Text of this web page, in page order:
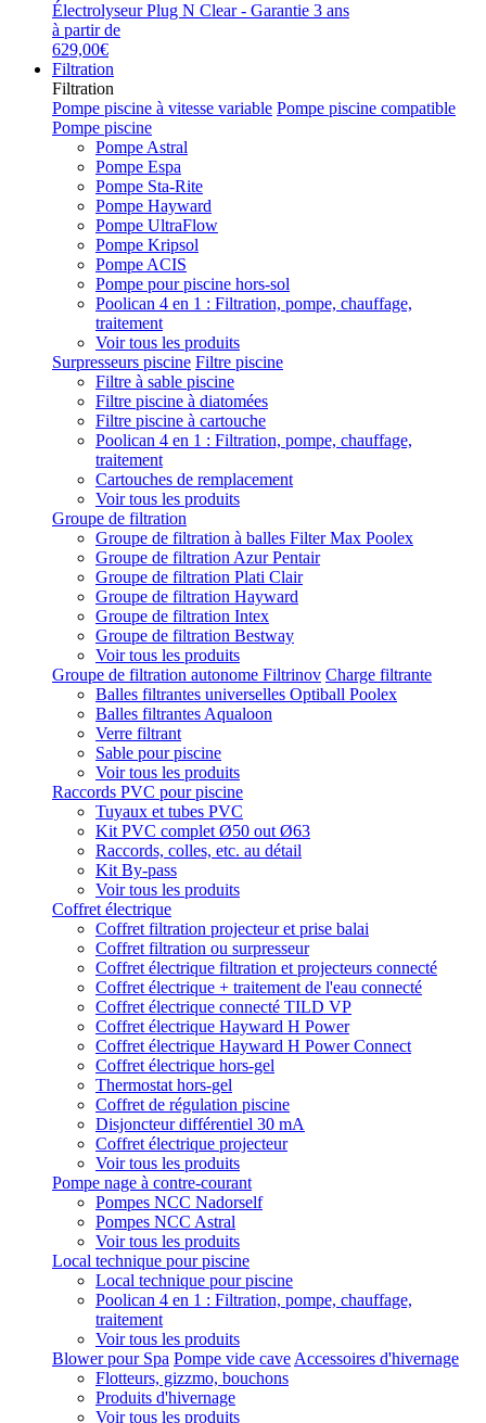
Électrolyseur Plug N Clear - Garantie 3 ans
à partir de
629,00€
Filtration
Filtration
Pompe piscine à vitesse variable Pompe piscine compatible
Pompe piscine
Pompe Astral
Pompe Espa
Pompe Sta-Rite
Pompe Hayward
Pompe UltraFlow
Pompe Kripsol
Pompe ACIS
Pompe pour piscine hors-sol
Poolican 4 en 1 : Filtration, pompe, chauffage,
traitement
Voir tous les produits
Surpresseurs piscine Filtre piscine
Filtre à sable piscine
Filtre piscine à diatomées
Filtre piscine à cartouche
Poolican 4 en 1 : Filtration, pompe, chauffage,
traitement
Cartouches de remplacement
Voir tous les produits
Groupe de filtration
Groupe de filtration à balles Filter Max Poolex
Groupe de filtration Azur Pentair
Groupe de filtration Plati Clair
Groupe de filtration Hayward
Groupe de filtration Intex
Groupe de filtration Bestway
Voir tous les produits
Groupe de filtration autonome Filtrinov Charge filtrante
Balles filtrantes universelles Optiball Poolex
Balles filtrantes Aqualoon
Verre filtrant
Sable pour piscine
Voir tous les produits
Raccords PVC pour piscine
Tuyaux et tubes PVC
Kit PVC complet Ø50 out Ø63
Raccords, colles, etc. au détail
Kit By-pass
Voir tous les produits
Coffret électrique
Coffret filtration projecteur et prise balai
Coffret filtration ou surpresseur
Coffret électrique filtration et projecteurs connecté
Coffret électrique + traitement de l'eau connecté
Coffret électrique connecté TILD VP
Coffret électrique Hayward H Power
Coffret électrique Hayward H Power Connect
Coffret électrique hors-gel
Thermostat hors-gel
Coffret de régulation piscine
Disjoncteur différentiel 30 mA
Coffret électrique projecteur
Voir tous les produits
Pompe nage à contre-courant
Pompes NCC Nadorself
Pompes NCC Astral
Voir tous les produits
Local technique pour piscine
Local technique pour piscine
Poolican 4 en 1 : Filtration, pompe, chauffage,
traitement
Voir tous les produits
Blower pour Spa Pompe vide cave Accessoires d'hivernage
Flotteurs, gizzmo, bouchons
Produits d'hivernage
Voir tous les produits